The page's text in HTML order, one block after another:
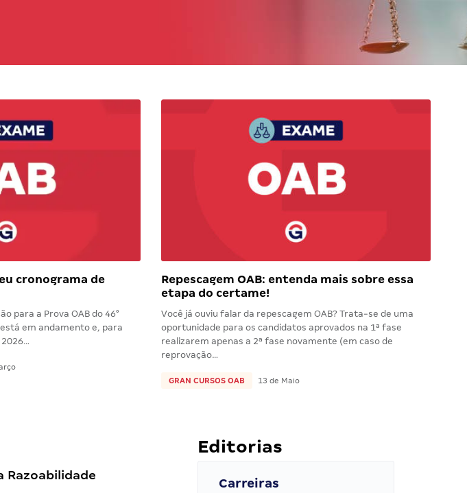
cronograma de
para a Prova OAB do 46°
em andamento e, para
Repescagem OAB: entenda mais sobre essa
etapa do certame!
Você já ouviu falar da repescagem OAB? Trata-se de uma
oportunidade para os candidatos aprovados na 1ª fase
realizarem apenas a 2ª fase novamente (em caso de
reprovação…
GRAN CURSOS OAB 13 de Maio
Razoabilidade
Editorias
Carreiras